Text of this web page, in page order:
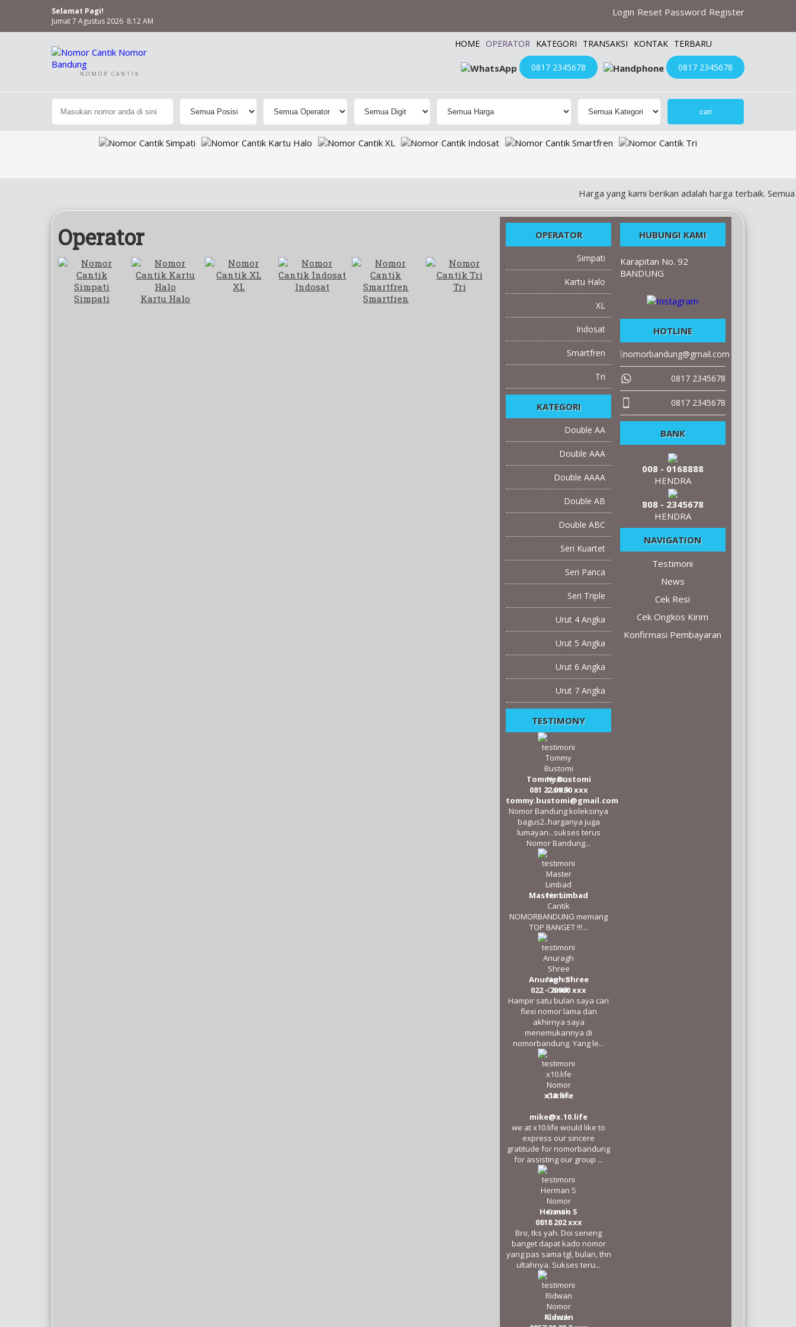
Selamat Pagi!
Jumat 7 Agustus 2026 8:12 AM
Login Reset Password Register
NOMOR CANTIK
HOME OPERATOR KATEGORI TRANSAKSI KONTAK TERBARU
0817 2345678 0817 2345678
Harga yang kami berikan adalah harga terbaik. Semua
Operator
Simpati Kartu Halo
XL
Indosat
Smartfren
Tri
OPERATOR
Simpati
Kartu Halo
XL
Indosat
Smartfren
Tri
KATEGORI
Double AA
Double AAA
Double AAAA
Double AB
Double ABC
Seri Kuartet
Seri Panca
Seri Triple
Urut 4 Angka
Urut 5 Angka
Urut 6 Angka
Urut 7 Angka
TESTIMONY
Tommy Bustomi
081 22 00 90 xxx
tommy.bustomi@gmail.com
Nomor Bandung koleksinya
bagus2..harganya juga
lumayan...sukses terus
Nomor Bandung...
Master Limbad
NOMORBANDUNG memang
TOP BANGET !!!...
Anuragh Shree
022 - 70000 xxx
Hampir satu bulan saya cari
flexi nomor lama dan
akhirnya saya
menemukannya di
nomorbandung. Yang le...
x10.life
mike@x.10.life
we at x10.life would like to
express our sincere
gratitude for nomorbandung
for assisting our group ...
Herman S
0818 202 xxx
Bro, tks yah. Doi seneng
banget dapat kado nomor
yang pas sama tgl, bulan, thn
ultahnya. Sukses teru...
Ridwan
HUBUNGI KAMI
Karapitan No. 92
BANDUNG
HOTLINE
nomorbandung@gmail.com
0817 2345678
0817 2345678
BANK
008 - 0168888
HENDRA
808 - 2345678
HENDRA
NAVIGATION
Testimoni
News
Cek Resi
Cek Ongkos Kirim
Konfirmasi Pembayaran